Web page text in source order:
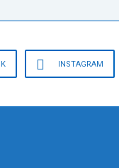
INSTAGRAM